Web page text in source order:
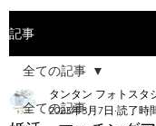
記事
全ての記事
全ての記事
タンタン フォトスタ
2023年3月7日 読了時